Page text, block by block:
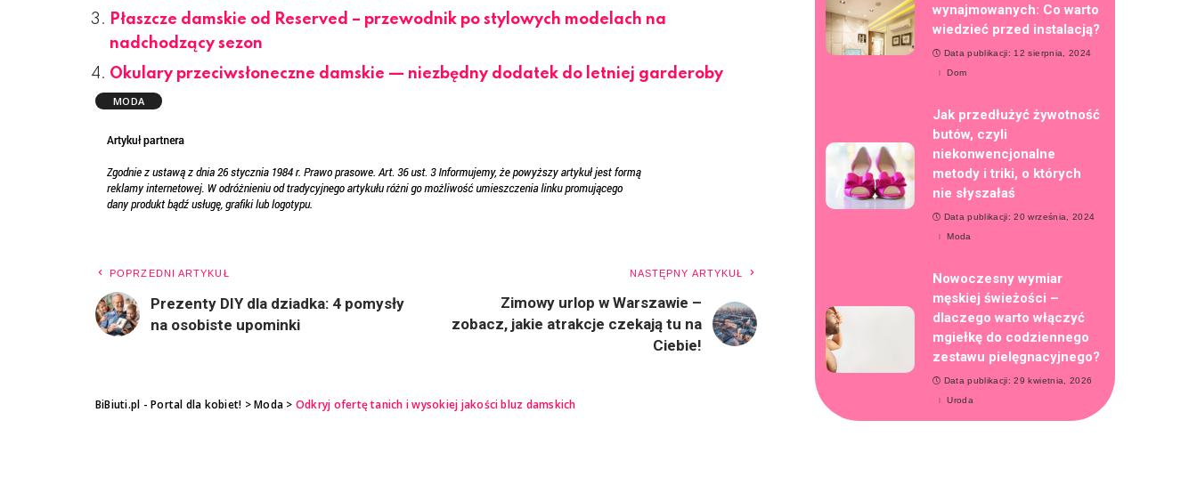
Płaszcze damskie od Reserved – przewodnik po stylowych modelach na
nadchodzący sezon
Okulary przeciwsłoneczne damskie — niezbędny dodatek do letniej garderoby
MODA
POPRZEDNI ARTYKUŁ
Prezenty DIY dla dziadka: 4 pomysły
na osobiste upominki
NASTĘPNY ARTYKUŁ
Zimowy urlop w Warszawie –
zobacz, jakie atrakcje czekają tu na
Ciebie!
BiBiuti.pl - Portal dla kobiet! >Moda > Odkryj ofertę tanich i wysokiej jakości bluz damskich
wynajmowanych: Co warto
wiedzieć przed instalacją?
Data publikacji: 12 sierpnia, 2024
Dom
Jak przedłużyć żywotność
butów, czyli
niekonwencjonalne
metody i triki, o których
nie słyszałaś
Data publikacji: 20 września, 2024
Moda
Nowoczesny wymiar
męskiej świeżości –
dlaczego warto włączyć
mgiełkę do codziennego
zestawu pielęgnacyjnego?
Data publikacji: 29 kwietnia, 2026
Uroda